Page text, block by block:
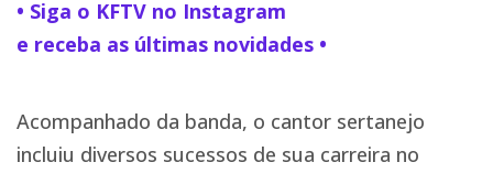
• Siga o KFTV no Instagram
e receba as últimas novidades •
Acompanhado da banda, o cantor sertanejo
incluiu diversos sucessos de sua carreira no